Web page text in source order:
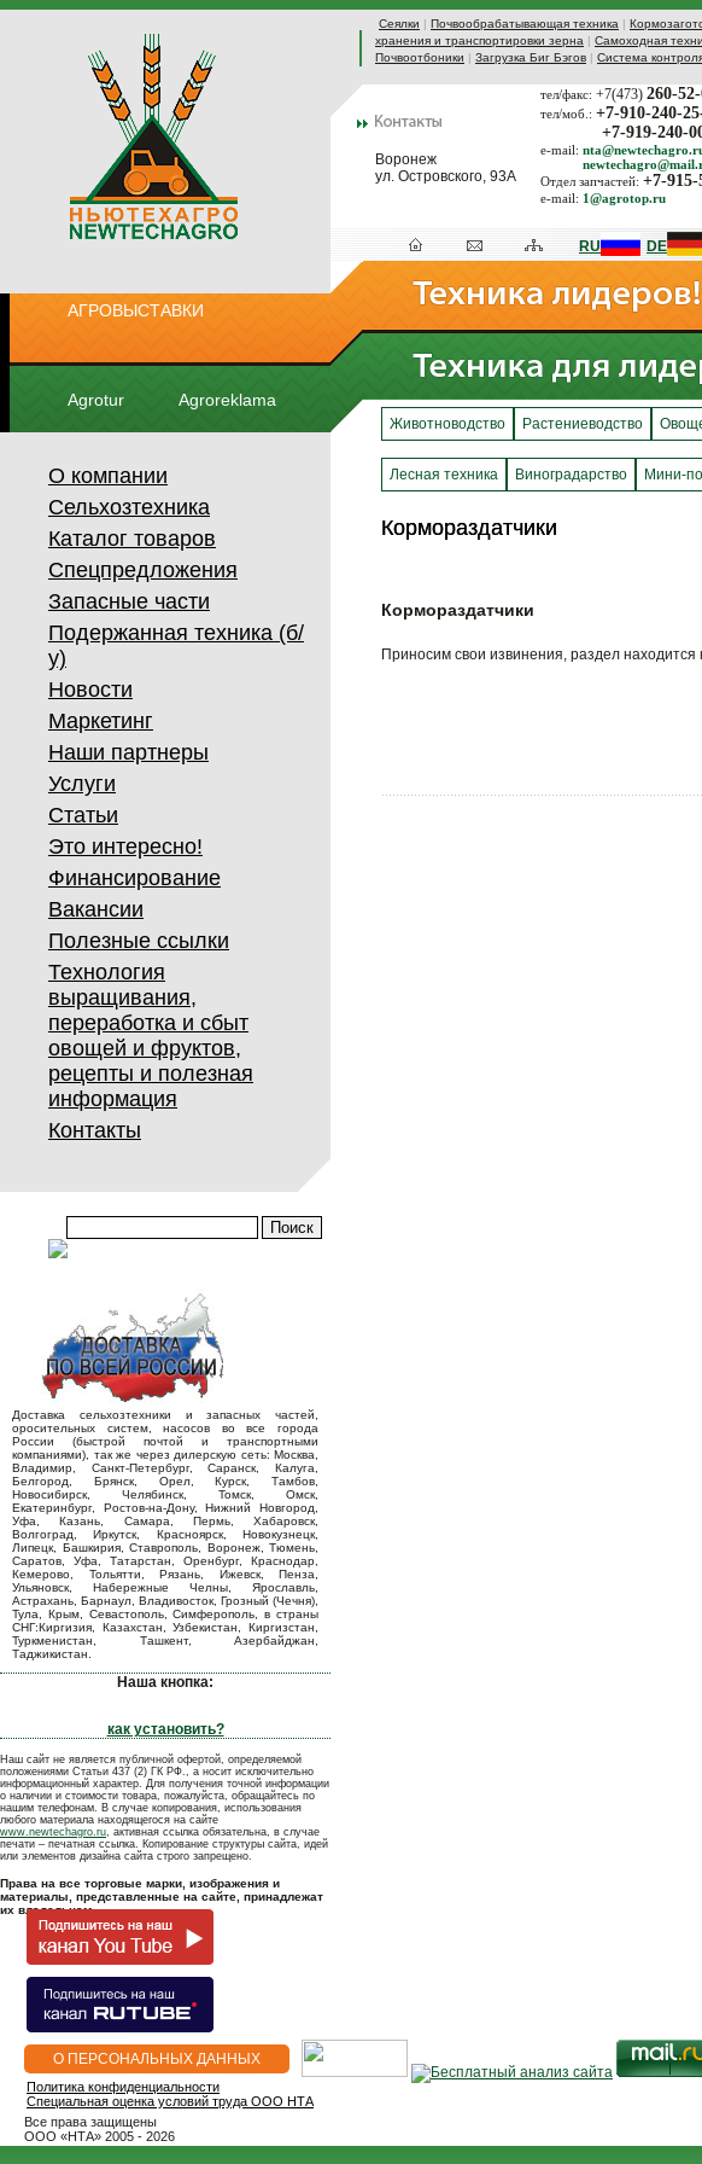
Сеялки | Почвообрабатывающая техника |
хранения и транспортировки зерна | Самоходная
Почвоотбоники | Загрузка Биг Бэгов | Система
Воронеж
ул. Островского, 93А
тел/факс: +7(473) 260-
тел/моб.: +7-910-240-
+7-919-240-
e-mail:
Отдел запчастей: +7-915-
e-mail: 1@agrotop.ru
АГРОВЫСТАВКИ
Agrotur Agroreklama
RU DE
О компании
Сельхозтехника
Каталог товаров
Спецпредложения
Запасные части
Подержанная техника (б/
у)
Новости
Маркетинг
Наши партнеры
Услуги
Статьи
Это интересно!
Финансирование
Вакансии
Полезные ссылки
Технология
выращивания,
переработка и сбыт
овощей и фруктов,
рецепты и полезная
информация
Контакты
Доставка сельхозтехники и запасных частей,
оросительных систем, насосов во все города
России (быстрой почтой и транспортными
компаниями), так же через дилерскую сеть: Москва,
Владимир, Санкт-Петербург, Саранск, Калуга,
Белгород, Брянск, Орел, Курск, Тамбов,
Новосибирск, Челябинск, Томск, Омск,
Екатеринбург, Ростов-на-Дону, Нижний Новгород,
Уфа, Казань, Самара, Пермь, Хабаровск,
Волгоград, Иркутск, Красноярск, Новокузнецк,
Липецк, Башкирия, Ставрополь, Воронеж, Тюмень,
Саратов, Уфа, Татарстан, Оренбург, Краснодар,
Кемерово, Тольятти, Рязань, Ижевск, Пенза,
Ульяновск, Набережные Челны, Ярославль,
Астрахань, Барнаул, Владивосток, Грозный (Чечня),
Тула, Крым, Севастополь, Симферополь, в страны
СНГ:Киргизия, Казахстан, Узбекистан, Киргизстан,
Туркменистан, Ташкент, Азербайджан,
Таджикистан.
Наша кнопка:
как установить?
Наш сайт не является публичной офертой, определяемой
положениями Статьи 437 (2) ГК РФ., а носит исключительно
информационный характер. Для получения точной информации
о наличии и стоимости товара, пожалуйста, обращайтесь по
нашим телефонам. В случае копирования, использования
любого материала находящегося на сайте
www.newtechagro.ru, активная ссылка обязательна, в случае
печати – печатная ссылка. Копирование структуры сайта, идей
или элементов дизайна сайта строго запрещено.
Права на все торговые марки, изображения и
материалы, представленные на сайте, принадлежат
их владельцам.
Животноводство Растениеводство
Лесная техника Виноградарство Мини-
Кормораздатчики
Кормораздатчики
Кормораздатчики
Приносим свои извинения, раздел находится
О ПЕРСОНАЛЬНЫХ ДАННЫХ
Все права защищены
OOO «НТА» 2005 - 2026
Политика конфиденциальности
Специальная оценка условий труда ООО НТА